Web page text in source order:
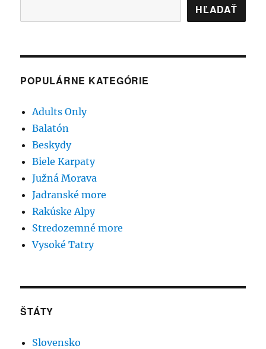
HĽADAŤ
POPULÁRNE KATEGÓRIE
Adults Only
Balatón
Beskydy
Biele Karpaty
Južná Morava
Jadranské more
Rakúske Alpy
Stredozemné more
Vysoké Tatry
ŠTÁTY
Slovensko